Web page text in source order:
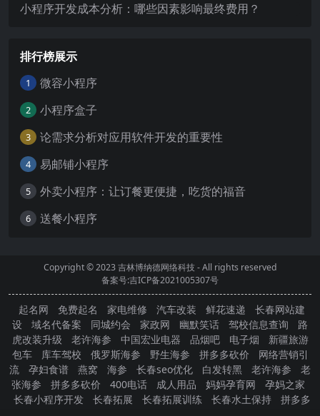
小程序开发成本分析：哪些因素影响最终费用？
排行榜展示
1 微容小程序
2 小程序盒子
3 论需求分析对应用软件开发的重要性
4 易邮铺小程序
5 外卖小程序：让订餐更便捷，吃货的福音
6 送餐小程序
Copyright © 2023吉林博纳德网络科技- All rights reserved
备案号:吉ICP备2021005307号
起名网 免费起名 家电维修 汽车改装 鲜花速递
长春网站建
设
域名代备案 同城约会 家政网 幽默笑话 驾校信息查询
路
虎改装升级
老许海参 中国宏业电器 品烟吧 电子烟
新疆旅游
包车
库车驾校 俄罗斯海参 野生海参 拼多多砍价
网络营销引
流
孕妇食谱 燕窝 海参 长春seo优化 白发转黑 老许海参
老
张海参
拼多多砍价 400电话 成人用品 妈妈孕育网
孕妈之家
长春小程序开发
长春拓展 长春拓展训练 长春水土保持
拼多多